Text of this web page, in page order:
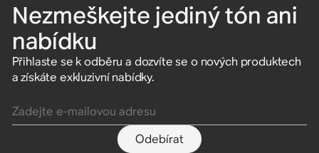
Nezmeškejte jediný tón ani
nabídku
Přihlaste se k odběru a dozvíte se o nových produktech
a získáte exkluzivní nabídky.
Odebírat